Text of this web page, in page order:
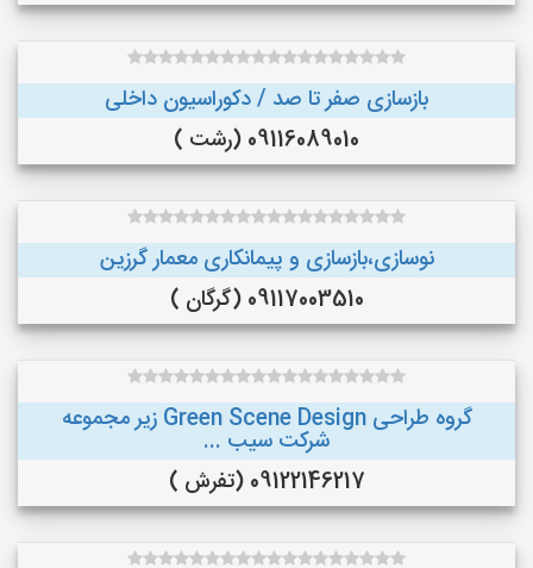
بازسازی صفر تا صد / دکوراسیون داخلی
09116089010 (رشت )
نوسازی،بازسازی و پیمانکاری معمار گرزین
09117003510 (گرگان )
گروه طراحی Green Scene Design زیر مجموعه
شرکت سیب ...
09122146217 (تفرش )